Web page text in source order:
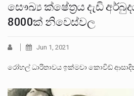
සෞඛ්‍ය ක්ෂේත්‍රය දැඩි
8000ක් නිවෙස්වල
Jun 1, 2021
රෝහල් ධාරිතාවය ඉක්මවා කොවිඩ්